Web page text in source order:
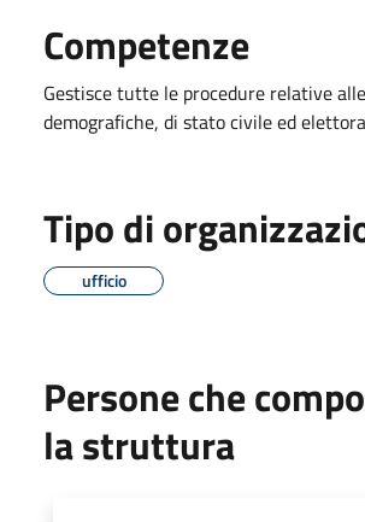
Competenze
Gestisce tutte le procedure relative
demografiche, di stato civile ed
Tipo di
ufficio
Persone che
la struttura